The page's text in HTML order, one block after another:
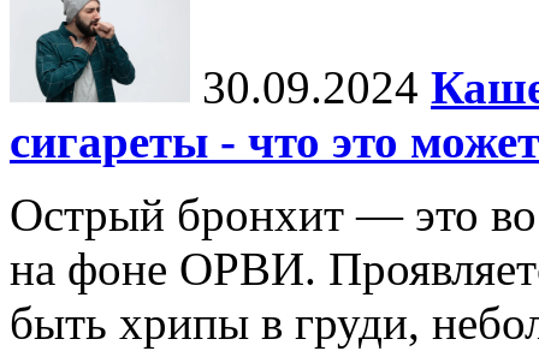
30.09.2024
сигареты - что это
Острый бронхит — это
на фоне ОРВИ.
быть хрипы в груди,